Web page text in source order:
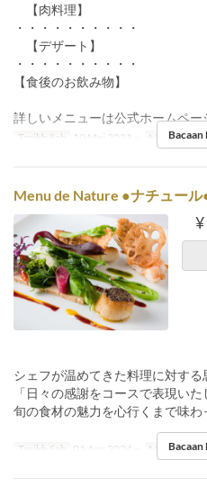
【肉料理】
・・・・・・・・・・
【デザート】
・・・・・・・・・・
【食後のお飲み物】
詳しいメニューは公式ホームペー
Tarikh Sah 10 Mei 2021 ~ Makanan
Bacaan
Menu de Nature ●ナチュール
シェフが温めてきた料理に対する
「日々の感謝をコースで表現いた
旬の食材の魅力を心行くまで味わ
Tarikh Sah 01 Apr 2024 ~ Makanan
Bacaan